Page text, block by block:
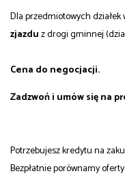
Dla przedmiotowych działek
zjazduz drogi gminnej
Cena do negocjacji.
Zadzwoń i umów się na
Potrzebujesz kredytu na
Bezpłatnie porównamy